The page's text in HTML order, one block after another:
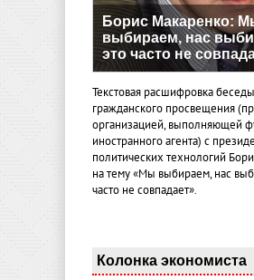
Борис Макаренко:
выбираем, нас
это часто не
Текстовая расшифровка
гражданского просвещения
организацией, выполняющей
иностранного агента) с
политических технологий
на тему «Мы выбираем, нас
часто не совпадает».
Колонка экономиста